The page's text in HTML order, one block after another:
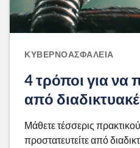
ΚΥΒΕΡΝΟΑΣΦΆΛΕΙΑ
4 τρόποι για να
από
Μάθετε τέσσερις
προστατευτείτε από